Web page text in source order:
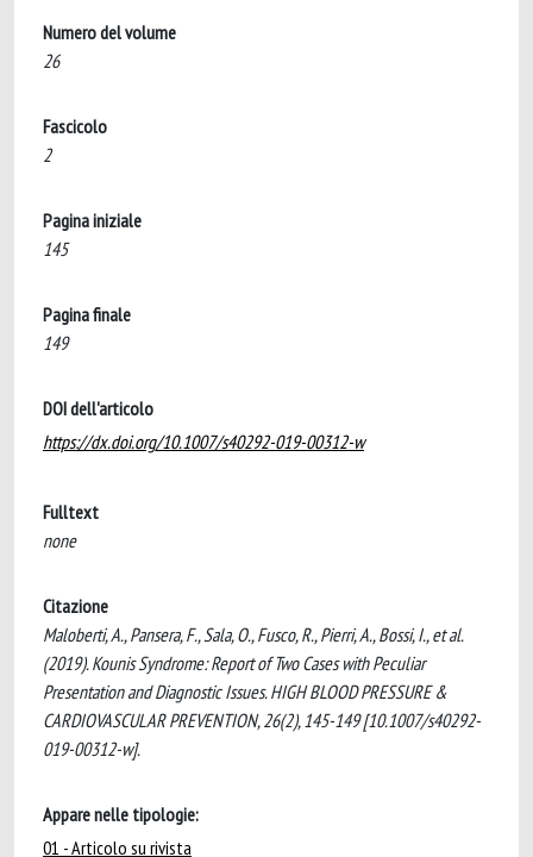
Numero del volume
26
Fascicolo
2
Pagina iniziale
145
Pagina finale
149
DOI dell'articolo
https://dx.doi.org/10.1007/s40292-019-00312-w
Fulltext
none
Citazione
Maloberti, A., Pansera, F., Sala, O., Fusco, R., Pierri, A., Bossi, I., et al.
(2019). Kounis Syndrome: Report of Two Cases with Peculiar
Presentation and Diagnostic Issues. HIGH BLOOD PRESSURE &
CARDIOVASCULAR PREVENTION, 26(2), 145-149 [10.1007/s40292-
019-00312-w].
Appare nelle tipologie:
01 - Articolo su rivista